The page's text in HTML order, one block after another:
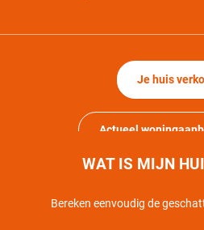
WAT IS MIJN
Bereken eenvoudig de
Je huis
Actueel
Copyright © Mercurius Makelaars